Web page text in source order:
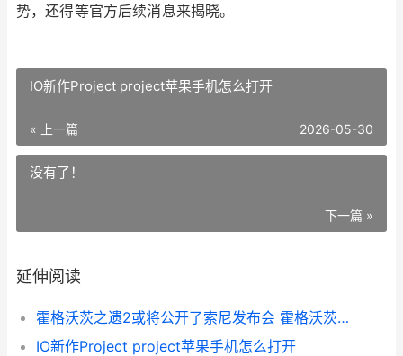
势，还得等官方后续消息来揭晓。
IO新作Project project苹果手机怎么打开
« 上一篇 2026-05-30
没有了！
下一篇 »
延伸阅读
霍格沃茨之遗2或将公开了索尼发布会 霍格沃茨之遗2或将发售
IO新作Project project苹果手机怎么打开